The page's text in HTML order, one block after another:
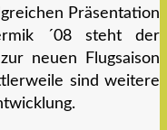
Präsentation
´08 steht der
neuen Flugsaison
sind weitere